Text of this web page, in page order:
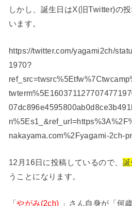
しかし、誕生日はX(旧Twitter)の
います。
https://twitter.com/yagami2ch/
1970?
nakayama.com%2Fyagami-2ch-
12月16日に投稿しているので、
うことになります。
「やがみ(2ch) 」さん自身が「何